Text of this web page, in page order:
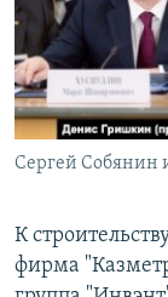
Сергей Собянин
К
фирма